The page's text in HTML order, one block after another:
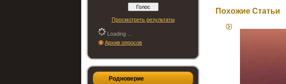
Просмотреть результаты
Loading ...
Архив опросов
Родноверие
Похожие Статьи